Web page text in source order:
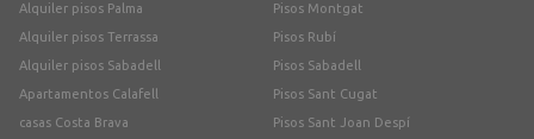
Alquiler pisos Palma
Alquiler pisos Terrassa
Alquiler pisos Sabadell
Apartamentos Calafell
casas Costa Brava
Pisos Montgat
Pisos Rubí
Pisos Sabadell
Pisos Sant Cugat
Pisos Sant Joan Despí